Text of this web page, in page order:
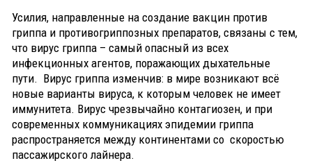
Усилия, направленные на создание вакцин против
гриппа и противогриппозных препаратов, связаны с тем,
что вирус гриппа – самый опасный из всех
инфекционных агентов, поражающих дыхательные
пути. Вирус гриппа изменчив: в мире возникают всё
новые варианты вируса, к которым человек не имеет
иммунитета. Вирус чрезвычайно контагиозен, и при
современных коммуникациях эпидемии гриппа
распространяется между континентами со скоростью
пассажирского лайнера.